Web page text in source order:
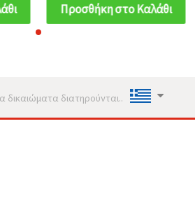
Προσθήκη στο Καλάθι
δικαιώματα διατηρούνται..